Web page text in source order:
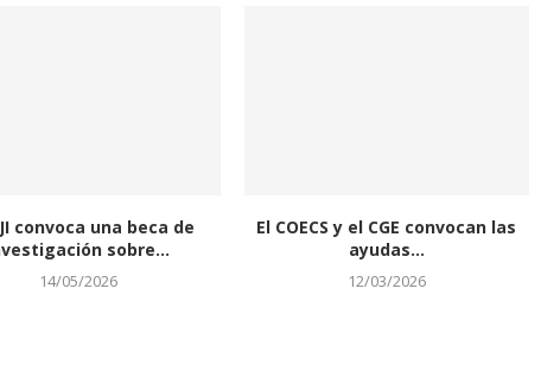
convoca una beca de
sobre...
14/05/2026
El COECS y el CGE convocan las
ayudas...
12/03/2026